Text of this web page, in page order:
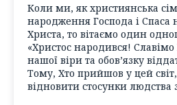
Коли ми, як християнська
народження Господа і Спаса
Христа, то вітаємо один
«Христос народився!
нашої віри та обов’язку
Тому, Хто прийшов у цей
відновити стосунки людства